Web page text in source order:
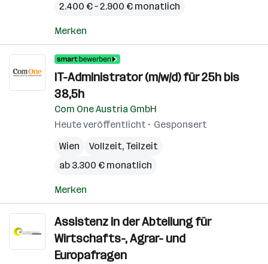
2.400 € – 2.900 € monatlich
Merken
IT-Administrator (m/w/d) für 25h bis
38,5h
Com One Austria GmbH
Heute veröffentlicht
Gesponsert
Wien
Vollzeit, Teilzeit
ab 3.300 € monatlich
Merken
Assistenz in der Abteilung für
Wirtschafts-, Agrar- und
Europafragen